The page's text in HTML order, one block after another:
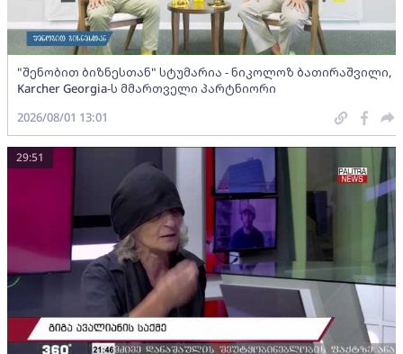
"შენობით ბიზნესთან" სტუმარია - ნიკოლოზ ბათირაშვილი,
Karcher Georgia-ს მმართველი პარტნიორი
2026/08/01 13:01
29:51